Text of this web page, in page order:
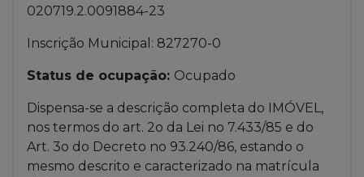
020719.2.0091884-23
Inscrição Municipal: 827270-0
Status de ocupação: Ocupado
Dispensa-se a descrição completa do IMÓVEL,
nos termos do art. 2o da Lei no 7.433/85 e do
Art. 3o do Decreto no 93.240/86, estando o
mesmo descrito e caracterizado na matrícula